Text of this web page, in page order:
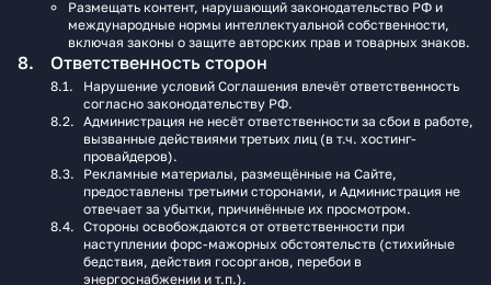
Размещать контент, нарушающий законодательство РФ и
международные нормы интеллектуальной собственности,
включая законы о защите авторских прав и товарных знаков.
Ответственность сторон
Нарушение условий Соглашения влечёт ответственность
согласно законодательству РФ.
Администрация не несёт ответственности за сбои в работе,
вызванные действиями третьих лиц (в т.ч. хостинг-
провайдеров).
Рекламные материалы, размещённые на Сайте,
предоставлены третьими сторонами, и Администрация не
отвечает за убытки, причинённые их просмотром.
Стороны освобождаются от ответственности при
наступлении форс-мажорных обстоятельств (стихийные
бедствия, действия госорганов, перебои в
энергоснабжении и т.п.).